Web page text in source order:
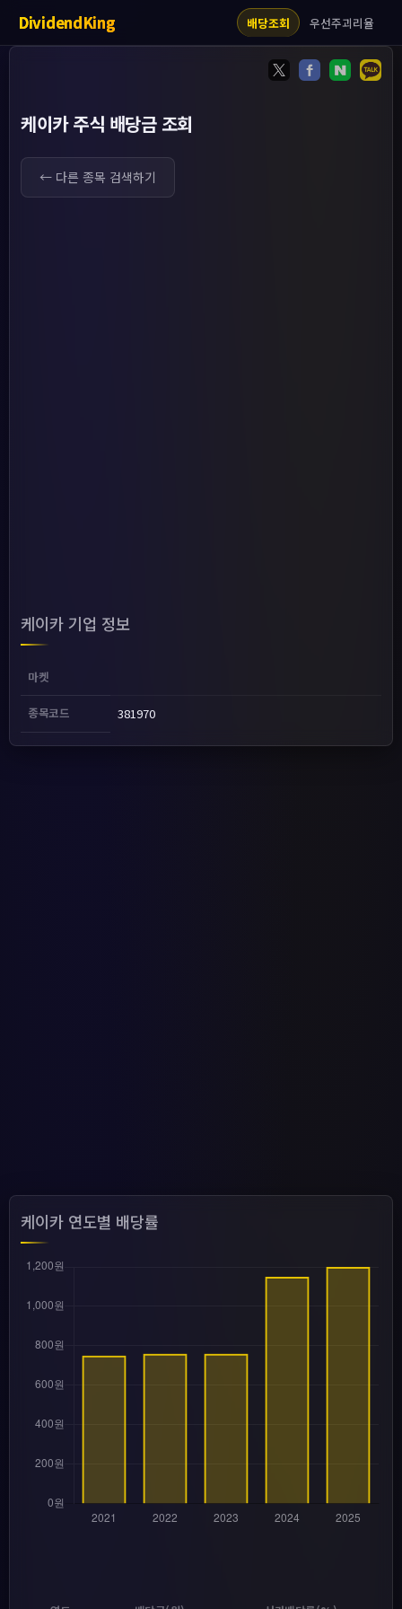
DividendKing 배당조회 우선주괴리율
케이카 주식 배당금 조회
← 다른 종목 검색하기
케이카 기업 정보
마켓
종목코드 381970
케이카 연도별 배당률